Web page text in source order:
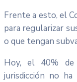
Frente a esto, el
para regularizar
o que tengan
Hoy, el 40%
jurisdicción no ha